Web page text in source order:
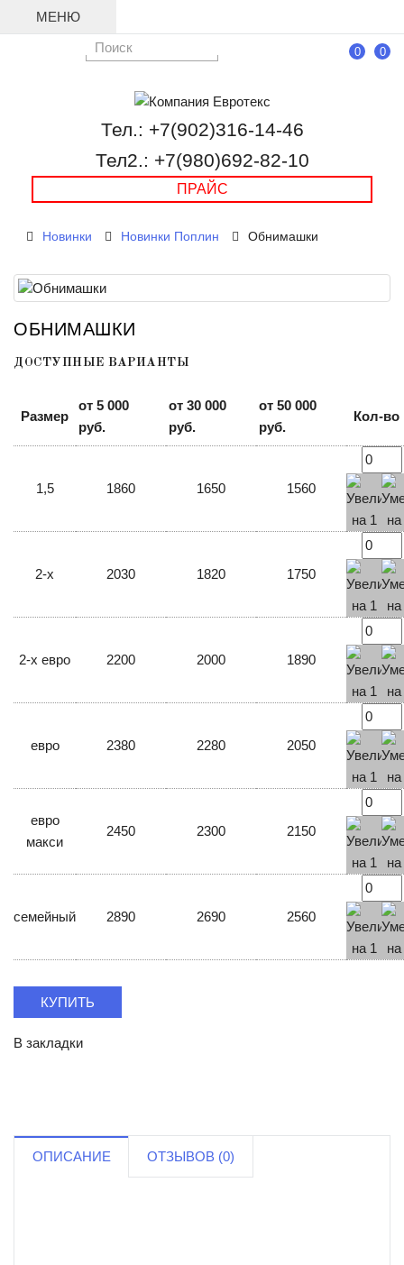
МЕНЮ
0
0
Тел.: +7(902)316-14-46
Тел2.: +7(980)692-82-10
ПРАЙС
Новинки Новинки Поплин Обнимашки
ОБНИМАШКИ
ДОСТУПНЫЕ ВАРИАНТЫ
Размер
от 5 000
руб.
от 30 000
руб.
от 50 000
руб.
Кол-во
1,5 1860 1650 1560
2-х 2030 1820 1750
2-х евро 2200 2000 1890
евро 2380 2280 2050
евро
макси
2450 2300 2150
семейный 2890 2690 2560
КУПИТЬ
В закладки
ОПИСАНИЕ ОТЗЫВОВ (0)